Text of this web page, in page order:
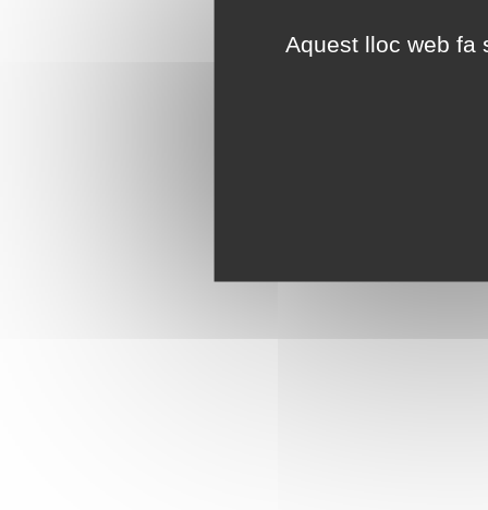
Aquest lloc web fa